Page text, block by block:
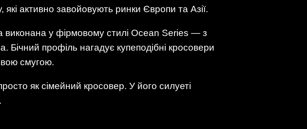
активно завойовують ринки Європи та Азії.
виконана у фірмовому стилі Ocean Series — з
Бічний профіль нагадує купеподібні кросовери
смугою.
як сімейний кросовер. У його силуеті